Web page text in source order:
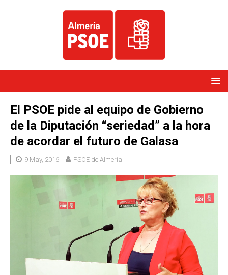
El PSOE pide al equipo de Gobierno
de la Diputación “seriedad” a la hora
de acordar el futuro de Galasa
9 May, 2016 PSOE de Almería